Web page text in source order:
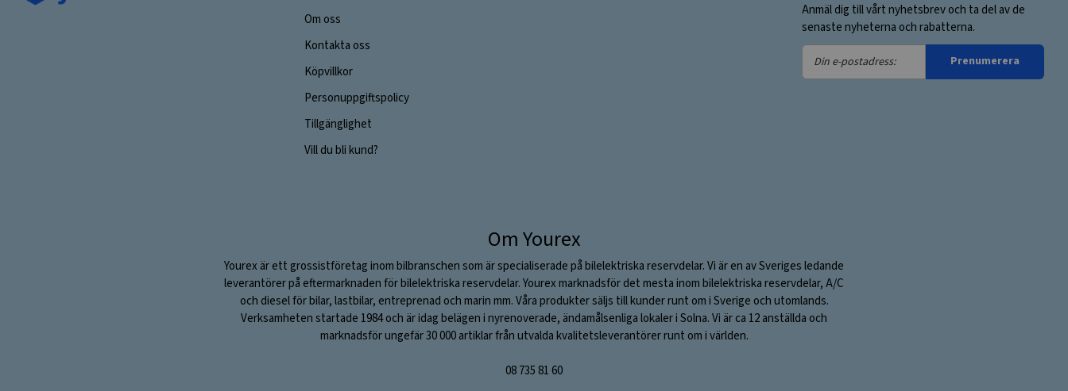
Om oss
Kontakta oss
Köpvillkor
Personuppgiftspolicy
Tillgänglighet
Vill du bli kund?
Anmäl dig till vårt nyhetsbrev och ta del av de
senaste nyheterna och rabatterna.
Din
e-
Prenumerera
Om Yourex
Yourex är ett grossistföretag inom bilbranschen som är specialiserade på bilelektriska reservdelar. Vi är en av Sveriges ledande
leverantörer på eftermarknaden för bilelektriska reservdelar. Yourex marknadsför det mesta inom bilelektriska reservdelar, A/C
och diesel för bilar, lastbilar, entreprenad och marin mm. Våra produkter säljs till kunder runt om i Sverige och utomlands.
Verksamheten startade 1984 och är idag belägen i nyrenoverade, ändamålsenliga lokaler i Solna. Vi är ca 12 anställda och
marknadsför ungefär 30 000 artiklar från utvalda kvalitetsleverantörer runt om i världen.
08 735 81 60